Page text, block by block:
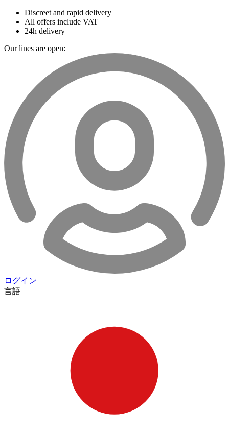
Discreet and rapid delivery
All offers include VAT
24h delivery
Our lines are open:
ログイン
言語